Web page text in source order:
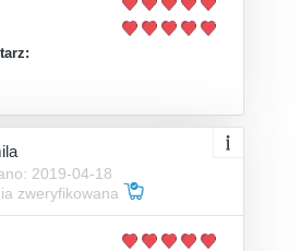
2019-04-18
zweryfikowana